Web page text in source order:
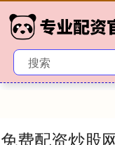
免费配资炒股